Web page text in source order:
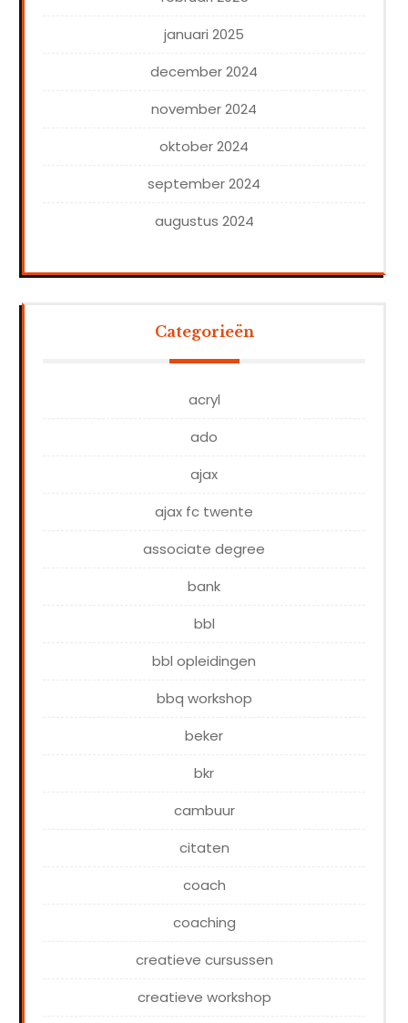
januari 2025
december 2024
november 2024
oktober 2024
september 2024
augustus 2024
Categorieën
acryl
ado
ajax
ajax fc twente
associate degree
bank
bbl
bbl opleidingen
bbq workshop
beker
bkr
cambuur
citaten
coach
coaching
creatieve cursussen
creatieve workshop